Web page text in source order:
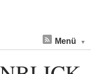
Menü